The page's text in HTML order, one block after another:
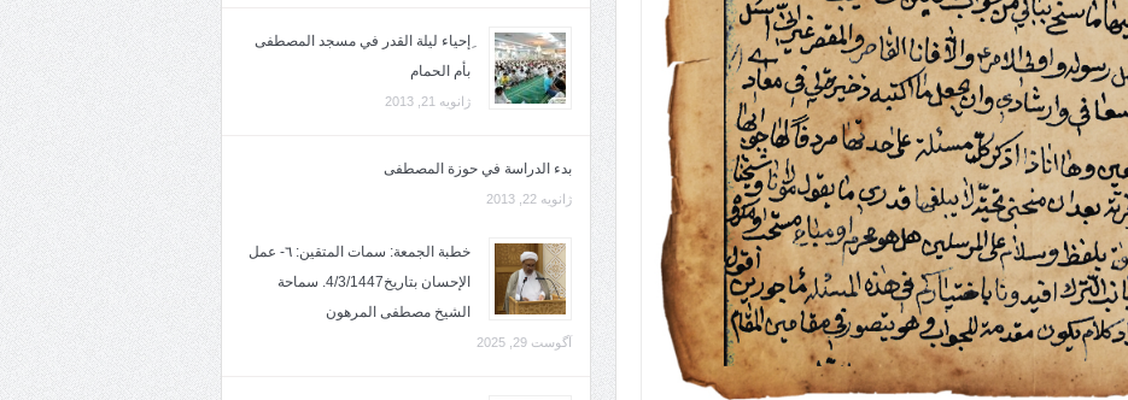
ِإحياء ليلة القدر في مسجد المصطفى
بأم الحمام
ژانویه 21, 2013
بدء الدراسة في حوزة المصطفى
ژانویه 22, 2013
خطبة الجمعة: سمات المتقين: ٦- عمل
الإحسان بتاريخ4/3/1447. سماحة
الشيخ مصطفى المرهون
آگوست 29, 2025